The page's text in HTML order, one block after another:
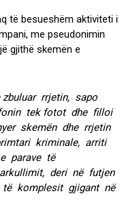
të besueshëm aktiviteti i
me pseudonimin
gjithë skemën e
zbuluar rrjetin, sapo
tek fotot dhe filloi
skemën dhe rrjetin
kriminale, arriti
parave të
deri në futjen
komplesit gjigant në